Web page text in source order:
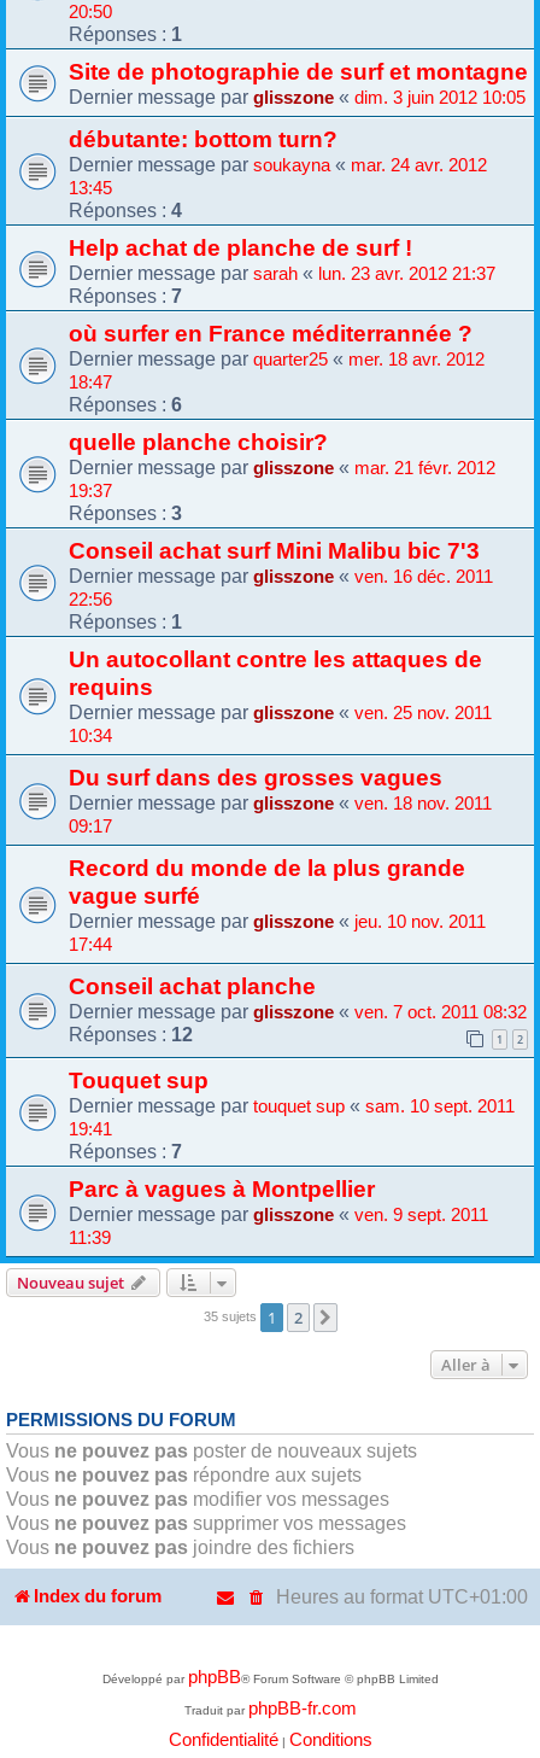
20:50
Réponses : 1
Site de photographie de surf et montagne
Dernier message par glisszone « dim. 3 juin 2012 10:05
débutante: bottom turn?
Dernier message par soukayna « mar. 24 avr. 2012
13:45
Réponses : 4
Help achat de planche de surf !
Dernier message par sarah « lun. 23 avr. 2012 21:37
Réponses : 7
où surfer en France méditerrannée ?
Dernier message par quarter25 « mer. 18 avr. 2012
18:47
Réponses : 6
quelle planche choisir?
Dernier message par glisszone « mar. 21 févr. 2012
19:37
Réponses : 3
Conseil achat surf Mini Malibu bic 7'3
Dernier message par glisszone « ven. 16 déc. 2011
22:56
Réponses : 1
Un autocollant contre les attaques de
requins
Dernier message par glisszone « ven. 25 nov. 2011
10:34
Du surf dans des grosses vagues
Dernier message par glisszone « ven. 18 nov. 2011
09:17
Record du monde de la plus grande
vague surfé
Dernier message par glisszone « jeu. 10 nov. 2011
17:44
Conseil achat planche
Dernier message par glisszone « ven. 7 oct. 2011 08:32
Réponses : 12 1 2
Touquet sup
Dernier message par touquet sup « sam. 10 sept. 2011
19:41
Réponses : 7
Parc à vagues à Montpellier
Dernier message par glisszone « ven. 9 sept. 2011
11:39
Nouveau sujet
35 sujets 1 2
Aller à
PERMISSIONS DU FORUM
Vous ne pouvez pas poster de nouveaux sujets
Vous ne pouvez pas répondre aux sujets
Vous ne pouvez pas modifier vos messages
Vous ne pouvez pas supprimer vos messages
Vous ne pouvez pas joindre des fichiers
Index du forum Heures au format UTC+01:00
Développé par phpBB® Forum Software © phpBB Limited
Traduit par phpBB-fr.com
Confidentialité| Conditions